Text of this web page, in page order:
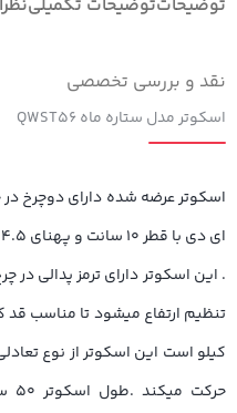
توضیحاتتوضیحات تکمیلی
نقد و بررسی تخصصی
اسکوتر مدل ستاره ماه QWST۵۶
اسکوتر عرضه شده دارای دوچرخ